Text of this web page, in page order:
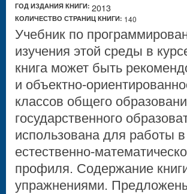
ГОД ИЗДАНИЯ КНИГИ: 2013
КОЛИЧЕСТВО СТРАНИЦ КНИГИ: 140
Учебник по
изучения этой среды в
книга может быть
и объектно-
классов общего
государственного
использована для работы
естественно-
профиля. Содержание
упражнениями.